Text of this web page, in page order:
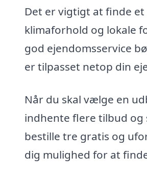
Det er vigtigt at finde
klimaforhold og lokale
god ejendomsservice
er tilpasset netop din
Når du skal vælge en
indhente flere tilbud og
bestille tre gratis og
dig mulighed for at